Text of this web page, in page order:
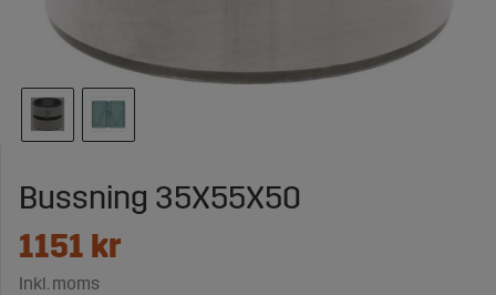
Bussning 35X55X50
1151 kr
Inkl. moms